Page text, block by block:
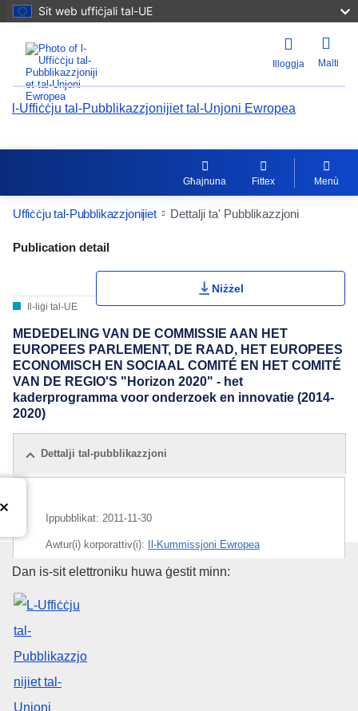
Sit web uffiċjali tal-UE
Illoggja Malti
l-Uffiċċju tal-Pubblikazzjonijiet tal-Unjoni Ewropea
Għajnuna Fittex Menù
Uffiċċju tal-Pubblikazzjonijiet Dettalji ta' Pubblikazzjoni
Publication Detail Actions Portlet
Publication detail
Il-liġi tal-UE
Niżżel
MEDEDELING VAN DE COMMISSIE AAN HET
EUROPEES PARLEMENT, DE RAAD, HET EUROPEES
ECONOMISCH EN SOCIAAL COMITÉ EN HET COMITÉ
VAN DE REGIO'S "Horizon 2020" - het
kaderprogramma voor onderzoek en innovatie (2014-
2020)
Dettalji tal-pubblikazzjoni
Ippubblikat: 2011-11-30
Awtur(i) korporattiv(i): Il-Kummissjoni Ewropea
Suġġett:innovazzjoni , intrapriżi żgħar u ta' daqs medju
kooperazzjoni teknika
CELEX : 52011DC0808
COMNAT : COM_2011_0808_FIN
L-Uffiċċju tal-Pubblikazzjonijiet
Dan is-sit elettroniku huwa ġestit minn: